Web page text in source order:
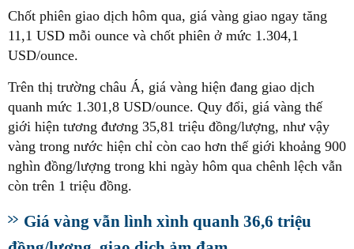
Chốt phiên giao dịch hôm qua, giá vàng giao ngay tăng
11,1 USD mỗi ounce và chốt phiên ở mức 1.304,1
USD/ounce.
Trên thị trường châu Á, giá vàng hiện đang giao dịch
quanh mức 1.301,8 USD/ounce. Quy đổi, giá vàng thế
giới hiện tương đương 35,81 triệu đồng/lượng, như vậy
vàng trong nước hiện chỉ còn cao hơn thế giới khoảng 900
nghìn đồng/lượng trong khi ngày hôm qua chênh lệch vẫn
còn trên 1 triệu đồng.
Giá vàng vẫn lình xình quanh 36,6 triệu